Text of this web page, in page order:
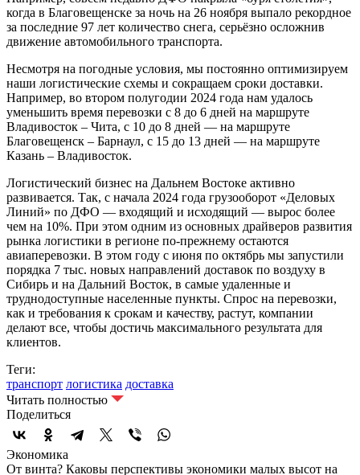
когда в Благовещенске за ночь на 26 ноября выпало рекордное
за последние 97 лет количество снега, серьёзно осложнив
движение автомобильного транспорта.
Несмотря на погодные условия, мы постоянно оптимизируем
наши логистические схемы и сокращаем сроки доставки.
Например, во втором полугодии 2024 года нам удалось
уменьшить время перевозки с 8 до 6 дней на маршруте
Владивосток – Чита, с 10 до 8 дней — на маршруте
Благовещенск – Барнаул, с 15 до 13 дней — на маршруте
Казань – Владивосток.
Логистический бизнес на Дальнем Востоке активно
развивается. Так, с начала 2024 года грузооборот «Деловых
Линий» по ДФО — входящий и исходящий — вырос более
чем на 10%. При этом одним из основных драйверов развития
рынка логистики в регионе по-прежнему остаются
авиаперевозки. В этом году с июня по октябрь мы запустили
порядка 7 тыс. новых направлений доставок по воздуху в
Сибирь и на Дальний Восток, в самые удаленные и
труднодоступные населенные пункты. Спрос на перевозки,
как и требования к срокам и качеству, растут, компании
делают все, чтобы достичь максимального результата для
клиентов.
Теги:
транспорт логистика доставка
Читать полностью
Поделиться
Экономика
От винта? Каковы перспективы экономики малых высот на